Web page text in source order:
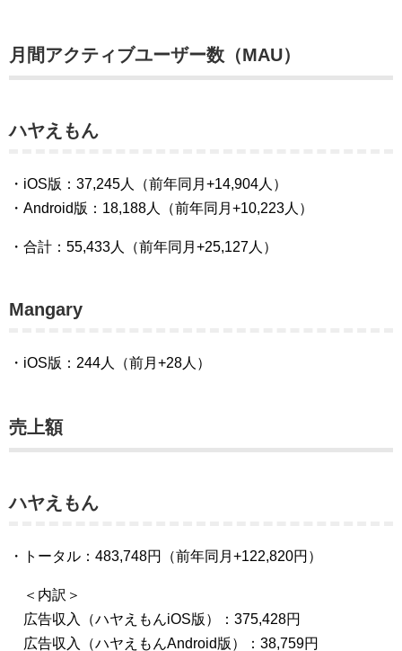
月間アクティブユーザー数（MAU）
ハヤえもん
・iOS版：37,245人（前年同月+14,904人）
・Android版：18,188人（前年同月+10,223人）
・合計：55,433人（前年同月+25,127人）
Mangary
・iOS版：244人（前月+28人）
売上額
ハヤえもん
・トータル：483,748円（前年同月+122,820円）
＜内訳＞
広告収入（ハヤえもんiOS版）：375,428円
広告収入（ハヤえもんAndroid版）：38,759円